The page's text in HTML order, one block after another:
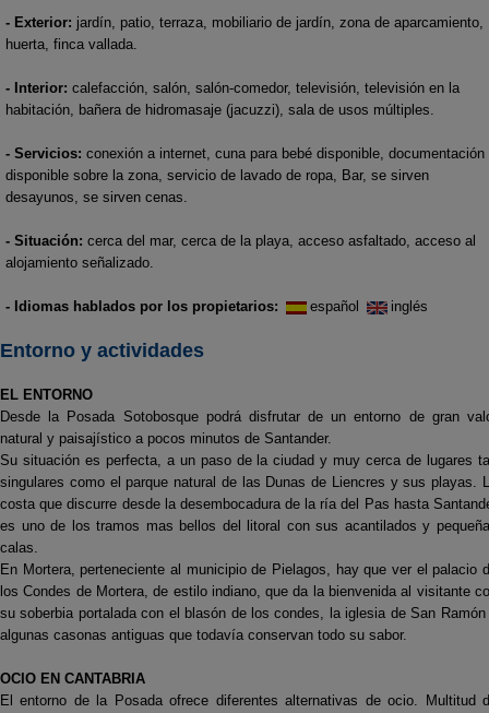
- Exterior: jardín, patio, terraza, mobiliario de jardín, zona de aparcamiento,
huerta, finca vallada.
- Interior: calefacción, salón, salón-comedor, televisión, televisión en la
habitación, bañera de hidromasaje (jacuzzi), sala de usos múltiples.
- Servicios: conexión a internet, cuna para bebé disponible, documentación
disponible sobre la zona, servicio de lavado de ropa, Bar, se sirven
desayunos, se sirven cenas.
- Situación: cerca del mar, cerca de la playa, acceso asfaltado, acceso al
alojamiento señalizado.
- Idiomas hablados por los propietarios: español inglés
Entorno y actividades
EL ENTORNO
Desde la Posada Sotobosque podrá disfrutar de un entorno de gran
natural y paisajístico a pocos minutos de Santander.
Su situación es perfecta, a un paso de la ciudad y muy cerca de lugares
singulares como el parque natural de las Dunas de Liencres y sus playas.
costa que discurre desde la desembocadura de la ría del Pas hasta
es uno de los tramos mas bellos del litoral con sus acantilados y
calas.
En Mortera, perteneciente al municipio de Pielagos, hay que ver el palacio
los Condes de Mortera, de estilo indiano, que da la bienvenida al visitante
su soberbia portalada con el blasón de los condes, la iglesia de San Ramón
algunas casonas antiguas que todavía conservan todo su sabor.
OCIO EN CANTABRIA
El entorno de la Posada ofrece diferentes alternativas de ocio. Multitud